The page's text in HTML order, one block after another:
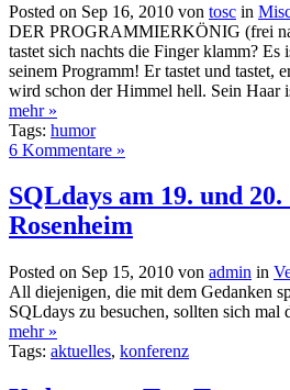
Posted on Sep 16, 2010 von tosc in
DER PROGRAMMIERKÖNIG (frei
tastet sich nachts die Finger klamm? Es
seinem Programm! Er tastet und tastet,
wird schon der Himmel hell. Sein Haar
mehr »
Tags: humor
6 Kommentare »
SQLdays am 19. und
Rosenheim
Posted on Sep 15, 2010 von admin in
All diejenigen, die mit dem Gedanken
SQLdays zu besuchen, sollten sich mal
mehr »
Tags: aktuelles, konferenz